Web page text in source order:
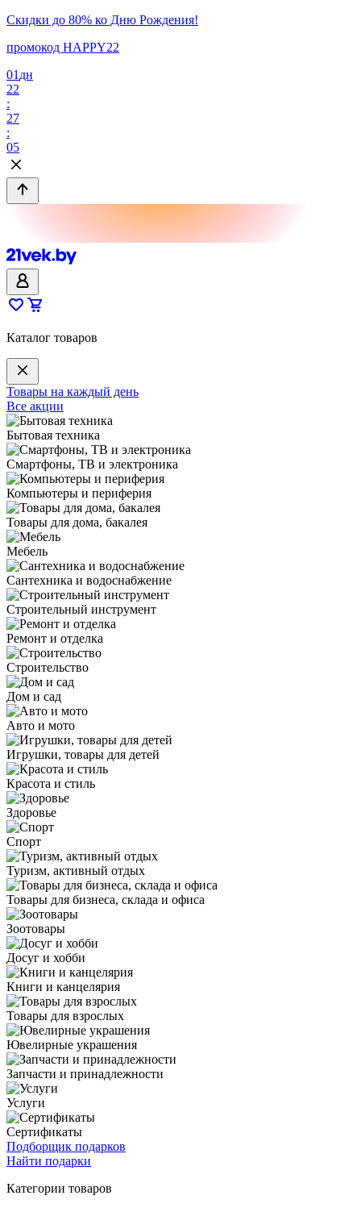
Скидки до 80% ко Дню Рождения!
промокод HAPPY22
01 дн
22
:
27
:
05
Каталог товаров
Товары на каждый день
Все акции
Бытовая техника
Смартфоны, ТВ и электроника
Компьютеры и периферия
Товары для дома, бакалея
Мебель
Сантехника и водоснабжение
Строительный инструмент
Ремонт и отделка
Строительство
Дом и сад
Авто и мото
Игрушки, товары для детей
Красота и стиль
Здоровье
Спорт
Туризм, активный отдых
Товары для бизнеса, склада и офиса
Зоотовары
Досуг и хобби
Книги и канцелярия
Товары для взрослых
Ювелирные украшения
Запчасти и принадлежности
Услуги
Сертификаты
Подборщик подарков
Найти подарки
Категории товаров